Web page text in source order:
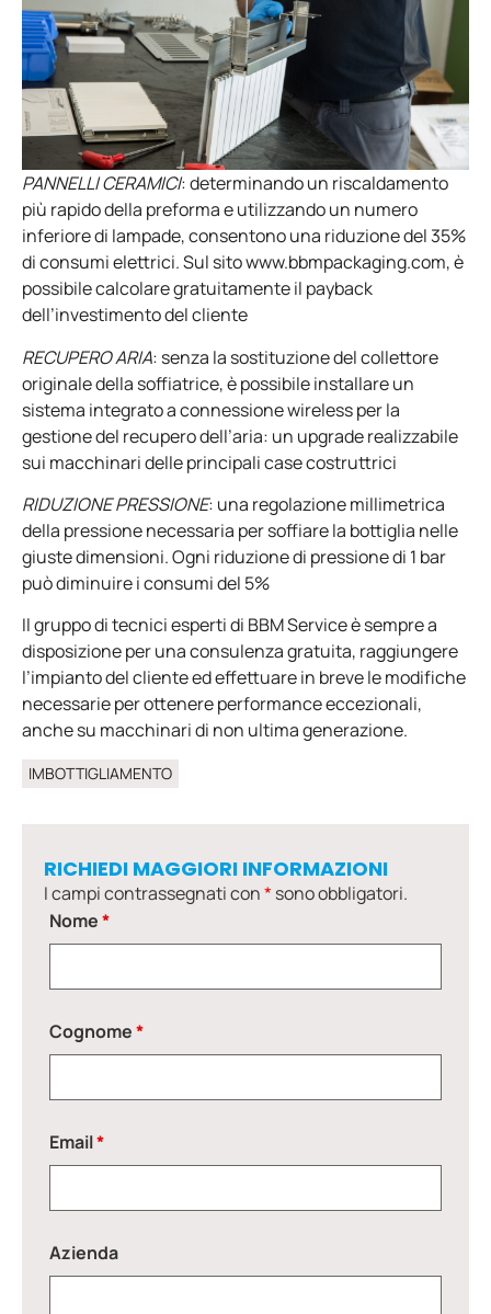
PANNELLI CERAMICI: determinando un riscaldamento
più rapido della preforma e utilizzando un numero
inferiore di lampade, consentono una riduzione del 35%
di consumi elettrici. Sul sito www.bbmpackaging.com, è
possibile calcolare gratuitamente il payback
dell’investimento del cliente
RECUPERO ARIA: senza la sostituzione del collettore
originale della soffiatrice, è possibile installare un
sistema integrato a connessione wireless per la
gestione del recupero dell’aria: un upgrade realizzabile
sui macchinari delle principali case costruttrici
RIDUZIONE PRESSIONE: una regolazione millimetrica
della pressione necessaria per soffiare la bottiglia nelle
giuste dimensioni. Ogni riduzione di pressione di 1 bar
può diminuire i consumi del 5%
Il gruppo di tecnici esperti di BBM Service è sempre a
disposizione per una consulenza gratuita, raggiungere
l’impianto del cliente ed effettuare in breve le modifiche
necessarie per ottenere performance eccezionali,
anche su macchinari di non ultima generazione.
IMBOTTIGLIAMENTO
RICHIEDI MAGGIORI INFORMAZIONI
I campi contrassegnati con* sono obbligatori.
Nome*
Cognome*
Email*
Azienda